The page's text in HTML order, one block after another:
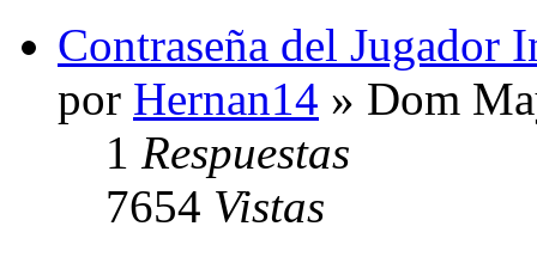
Contraseña del Jugador
por Hernan14 » Dom
1 Respuestas
7654 Vistas